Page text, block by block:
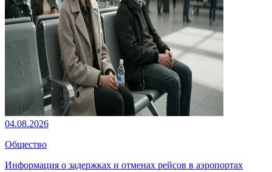
04.08.2026
Общество
Информация о задержках и отменах рейсов в аэропортах